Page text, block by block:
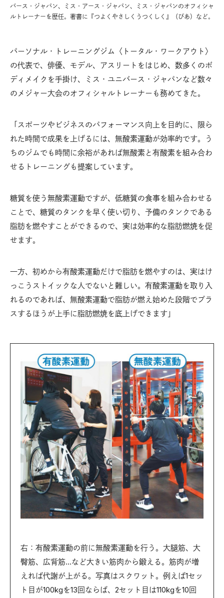
バース・ジャパン、ミス・アース・ジャパン、ミス・ジャパンのオフィシャ
ルトレーナーを歴任。著書に『つよくやさしくうつくしく』（ぴあ）など。
パーソナル・トレーニングジム〈トータル・ワークアウト〉
の代表で、俳優、モデル、アスリートをはじめ、数多くのボ
ディメイクを手掛け、ミス・ユニバース・ジャパンなど数々
のメジャー大会のオフィシャルトレーナーも務めてきた。
「スポーツやビジネスのパフォーマンス向上を目的に、限ら
れた時間で成果を上げるには、無酸素運動が効率的です。う
ちのジムでも時間に余裕があれば無酸素と有酸素を組み合わ
せるトレーニングも提案しています。
糖質を使う無酸素運動ですが、低糖質の食事を組み合わせる
ことで、糖質のタンクを早く使い切り、予備のタンクである
脂肪を燃やすことができるので、実は効率的な脂肪燃焼を促
せます。
一方、初めから有酸素運動だけで脂肪を燃やすのは、実はけ
っこうストイックな人でないと難しい。有酸素運動を取り入
れるのであれば、無酸素運動で脂肪が燃え始めた段階でプラ
スするほうが上手に脂肪燃焼を底上げできます」
右：有酸素運動の前に無酸素運動を行う。大腿筋、大
臀筋、広背筋…など大きい筋肉から鍛える。筋肉が増
えれば代謝が上がる。写真はスクワット。例えば1セッ
ト目が100kgを13回ならば、2セット目は110kgを10回